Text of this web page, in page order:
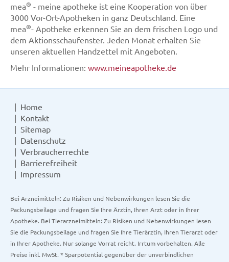
mea® - meine apotheke ist eine Kooperation von über
3000 Vor-Ort-Apotheken in ganz Deutschland. Eine
mea®- Apotheke erkennen Sie an dem frischen Logo und
dem Aktionsschaufenster. Jeden Monat erhalten Sie
unseren aktuellen Handzettel mit Angeboten.
Mehr Informationen: www.meineapotheke.de
Home
Kontakt
Sitemap
Datenschutz
Verbraucherrechte
Barrierefreiheit
Impressum
Bei Arzneimitteln: Zu Risiken und Nebenwirkungen lesen Sie die
Packungsbeilage und fragen Sie Ihre Ärztin, Ihren Arzt oder in Ihrer
Apotheke. Bei Tierarzneimitteln: Zu Risiken und Nebenwirkungen lesen
Sie die Packungsbeilage und fragen Sie Ihre Tierärztin, Ihren Tierarzt oder
in Ihrer Apotheke. Nur solange Vorrat reicht. Irrtum vorbehalten. Alle
Preise inkl. MwSt. * Sparpotential gegenüber der unverbindlichen